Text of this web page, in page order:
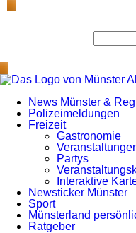
News Münster &
Polizeimeldungen
Freizeit
Gastronomie
Partys
Interaktive
Newsticker Münster
Sport
Münsterland
Ratgeber